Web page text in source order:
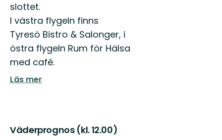
slottet.
I västra flygeln finns
Tyresö Bistro & Salonger, i
östra flygeln Rum för Hälsa
med café.
Läs mer
Väderprognos (kl. 12.00)